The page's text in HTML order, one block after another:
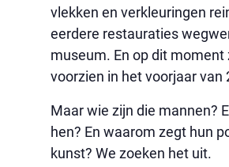
vlekken en verkleuringen
eerdere restauraties
museum. En op dit
voorzien in het voorjaar van
Maar wie zijn die mannen?
hen? En waarom zegt hun
kunst? We zoeken het uit.